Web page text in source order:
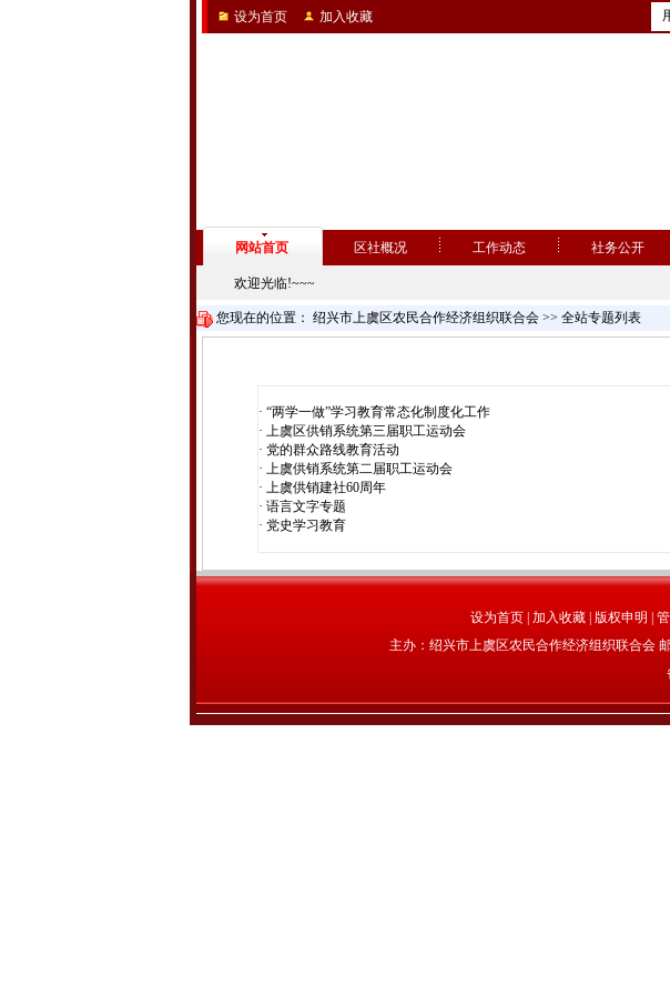
设为首页 加入收藏
网站首页 区社概况 工作动态 社务公开
欢迎光临!~~~
您现在的位置： 绍兴市上虞区农民合作经济组织联合会 >> 全站专题列表
· “两学一做”学习教育常态化制度化工作
· 上虞区供销系统第三届职工运动会
· 党的群众路线教育活动
· 上虞供销系统第二届职工运动会
· 上虞供销建社60周年
· 语言文字专题
· 党史学习教育
设为首页 加入收藏 版权申明
主办：绍兴市上虞区农民合作经济组织联合会